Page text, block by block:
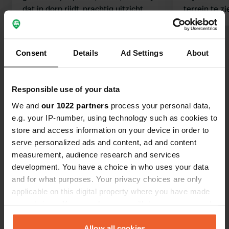
Consent Details Ad Settings About
Responsible use of your data
We and our 1022 partners process your personal data,
e.g. your IP-number, using technology such as cookies to
store and access information on your device in order to
serve personalized ads and content, ad and content
measurement, audience research and services
development. You have a choice in who uses your data
and for what purposes. Your privacy choices are only
applicable on this digital property where you have made
any time from the Cookie Declaration or by clicking on
dat in dorp rijdt, prachtig uitzicht,
bibliotheek, gezelschapsspellen, mooi
wandelen, koude drankjes, keurig
verouderd en je denkt…..waar komt
dit uit. En dan….10!
terrein te
gezellige
Contact
Locatie
Ady Endre utca 46
Kopiëren